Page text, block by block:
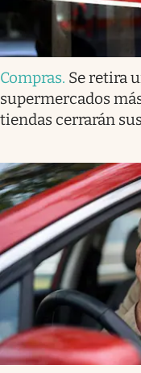
Compras. Se retira
supermercados
tiendas cerrarán